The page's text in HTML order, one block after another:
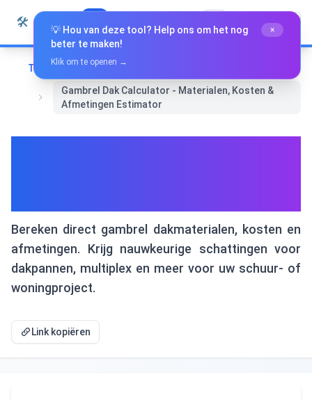
Naar inhoud springen
🛠️ Nederlands
Thuis
Wiskunde & Meetkunde
Gambrel Dak Calculator - Materialen, Kosten &
Afmetingen Estimator
Bereken direct gambrel dakmaterialen, kosten en
afmetingen. Krijg nauwkeurige schattingen voor
dakpannen, multiplex en meer voor uw schuur- of
woningproject.
Link kopiëren
💡 Hou van deze tool? Help ons om het nog
beter te maken!
×
Klik om te openen →